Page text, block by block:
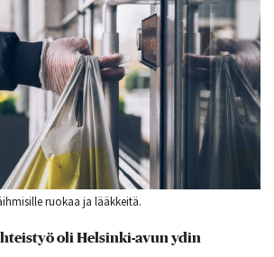
ruokaa ja lääkkeitä.
oli Helsinki-avun ydin